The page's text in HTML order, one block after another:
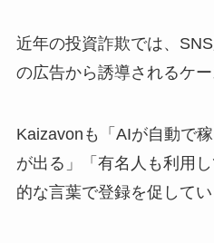
近年の投資詐欺では、
の広告から誘導されるケー
Kaizavonも「AIが自動で
が出る」「有名人も利用
的な言葉で登録を促してい